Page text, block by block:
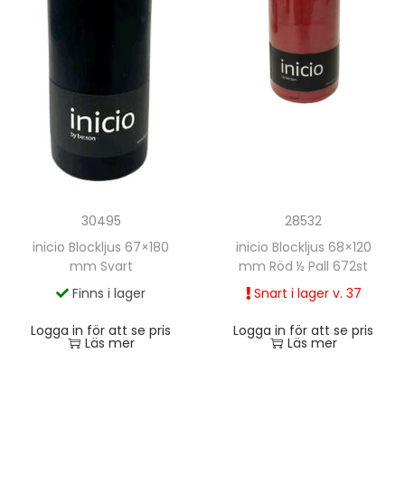
30495
inicio Blockljus 67×180
mm Svart
Finns i lager
Logga in för att se pris
Läs mer
28532
inicio Blockljus 68×120
mm Röd ½ Pall 672st
Snart i lager v. 37
Logga in för att se pris
Läs mer